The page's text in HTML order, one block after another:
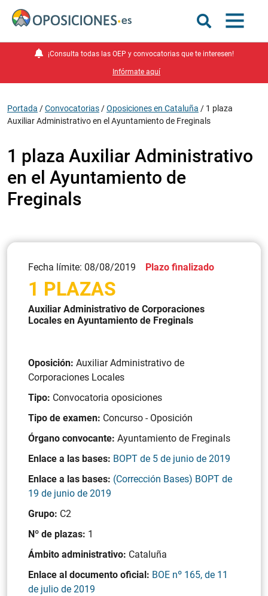
¡Consulta todas las OEP y convocatorias que te interesen!
Infórmate aquí
Portada /Convocatorias /Oposiciones en Cataluña / 1 plaza
Auxiliar Administrativo en el Ayuntamiento de Freginals
1 plaza Auxiliar Administrativo
en el Ayuntamiento de
Freginals
Fecha límite: 08/08/2019 Plazo finalizado
1 PLAZAS
Auxiliar Administrativo de Corporaciones
Locales en Ayuntamiento de Freginals
Oposición: Auxiliar Administrativo de
Corporaciones Locales
Tipo: Convocatoria oposiciones
Tipo de examen: Concurso - Oposición
Órgano convocante: Ayuntamiento de Freginals
Enlace a las bases: BOPT de 5 de junio de 2019
Enlace a las bases: (Corrección Bases) BOPT de
19 de junio de 2019
Grupo: C2
Nº de plazas: 1
Ámbito administrativo: Cataluña
Enlace al documento oficial: BOE nº 165, de 11
de julio de 2019